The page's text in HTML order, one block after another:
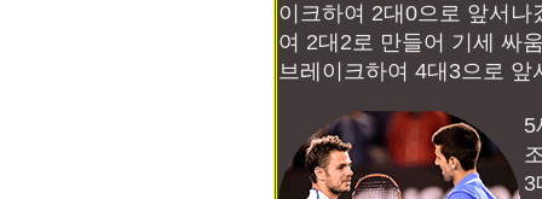
이크하여 2대0으로 앞서
여 2대2로 만들어 기세 싸
브레이크하여 4대3으로
5
3